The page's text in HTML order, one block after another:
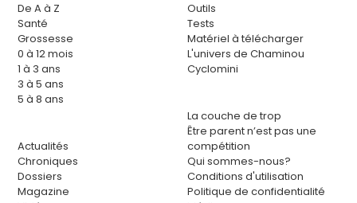
De A à Z
Santé
Grossesse
0 à 12 mois
1 à 3 ans
3 à 5 ans
5 à 8 ans
Actualités
Chroniques
Dossiers
Magazine
Outils
Tests
Matériel à télécharger
L'univers de Chaminou
Cyclomini
La couche de trop
Être parent n’est pas une
compétition
Qui sommes-nous?
Conditions d'utilisation
Politique de confidentialité